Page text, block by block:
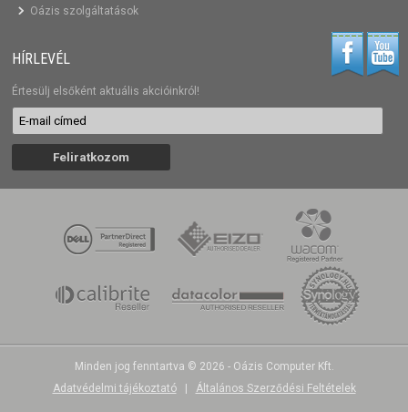
Oázis szolgáltatások
HÍRLEVÉL
Értesülj elsőként aktuális akcióinkról!
Minden jog fenntartva © 2026 - Oázis Computer Kft.
Adatvédelmi tájékoztató
Általános Szerződési Feltételek